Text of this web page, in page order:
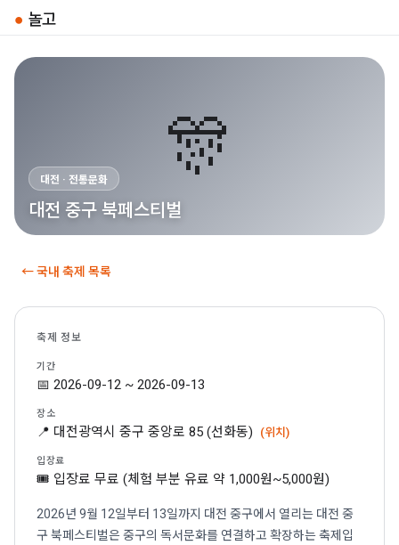
● 놀고
🎊
대전 · 전통문화
대전 중구 북페스티벌
← 국내 축제 목록
축제 정보
기간
📅 2026-09-12 ~ 2026-09-13
장소
📍 대전광역시 중구 중앙로 85 (선화동) (위치)
입장료
🎟 입장료 무료 (체험 부분 유료 약 1,000원~5,000원)
2026년 9월 12일부터 13일까지 대전 중구에서 열리는 대전 중
구 북페스티벌은 중구의 독서문화를 연결하고 확장하는 축제입